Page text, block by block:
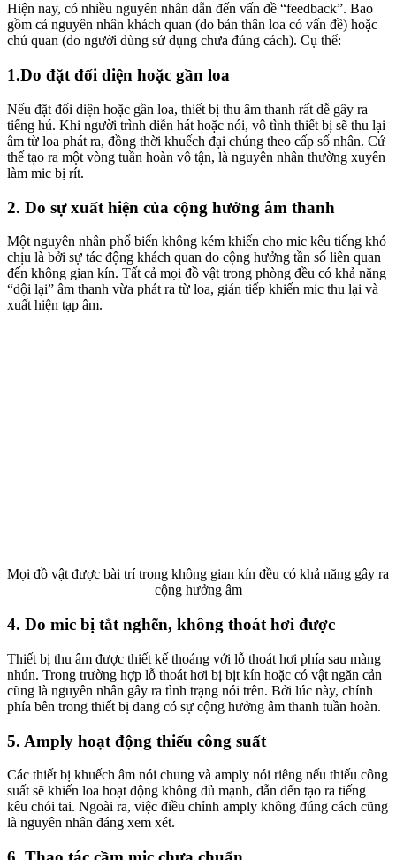
Hiện nay, có nhiều nguyên nhân dẫn đến vấn đề “feedback”. Bao
gồm cả nguyên nhân khách quan (do bản thân loa có vấn đề) hoặc
chủ quan (do người dùng sử dụng chưa đúng cách). Cụ thể:
1.Do đặt đối diện hoặc gần loa
Nếu đặt đối diện hoặc gần loa, thiết bị thu âm thanh rất dễ gây ra
tiếng hú. Khi người trình diễn hát hoặc nói, vô tình thiết bị sẽ thu lại
âm từ loa phát ra, đồng thời khuếch đại chúng theo cấp số nhân. Cứ
thế tạo ra một vòng tuần hoàn vô tận, là nguyên nhân thường xuyên
làm mic bị rít.
2. Do sự xuất hiện của cộng hưởng âm thanh
Một nguyên nhân phổ biến không kém khiến cho mic kêu tiếng khó
chịu là bởi sự tác động khách quan do cộng hưởng tần số liên quan
đến không gian kín. Tất cả mọi đồ vật trong phòng đều có khả năng
“dội lại” âm thanh vừa phát ra từ loa, gián tiếp khiến mic thu lại và
xuất hiện tạp âm.
Mọi đồ vật được bài trí trong không gian kín đều có khả năng gây ra
cộng hưởng âm
4. Do mic bị tắt nghẽn, không thoát hơi được
Thiết bị thu âm được thiết kế thoáng với lỗ thoát hơi phía sau màng
nhún. Trong trường hợp lỗ thoát hơi bị bịt kín hoặc có vật ngăn cản
cũng là nguyên nhân gây ra tình trạng nói trên. Bởi lúc này, chính
phía bên trong thiết bị đang có sự cộng hưởng âm thanh tuần hoàn.
5. Amply hoạt động thiếu công suất
Các thiết bị khuếch âm nói chung và amply nói riêng nếu thiếu công
suất sẽ khiến loa hoạt động không đủ mạnh, dẫn đến tạo ra tiếng
kêu chói tai. Ngoài ra, việc điều chỉnh amply không đúng cách cũng
là nguyên nhân đáng xem xét.